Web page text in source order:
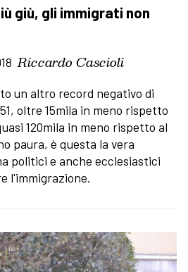
giù, gli immigrati non
Riccardo Cascioli
un altro record negativo di
oltre 15mila in meno rispetto
120mila in meno rispetto al
paura, è questa la vera
politici e anche ecclesiastici
l'immigrazione.